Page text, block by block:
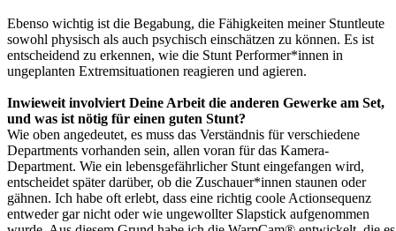
Ebenso wichtig ist die Begabung, die Fähigkeiten meiner Stuntleute
sowohl physisch als auch psychisch einschätzen zu können. Es ist
entscheidend zu erkennen, wie die Stunt Performer*innen in
ungeplanten Extremsituationen reagieren und agieren.
Inwieweit involviert Deine Arbeit die anderen Gewerke am Set,
und was ist nötig für einen guten Stunt?
Wie oben angedeutet, es muss das Verständnis für verschiedene
Departments vorhanden sein, allen voran für das Kamera-
Department. Wie ein lebensgefährlicher Stunt eingefangen wird,
entscheidet später darüber, ob die Zuschauer*innen staunen oder
gähnen. Ich habe oft erlebt, dass eine richtig coole Actionsequenz
entweder gar nicht oder wie ungewollter Slapstick aufgenommen